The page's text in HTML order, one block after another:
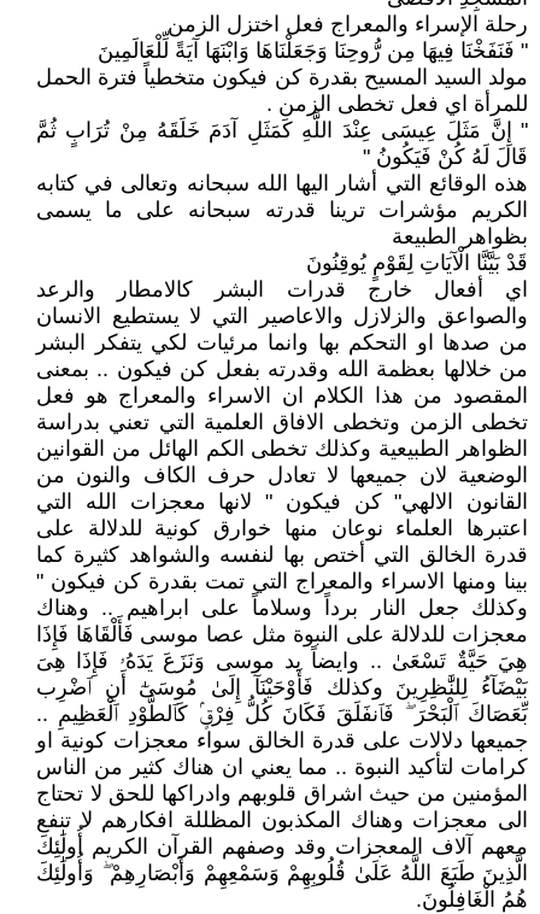
رحلة الإسراء والمعراج فعل اختزل الزمن
" فَنَفَخْنَا فِيهَا مِن رُّوحِنَا وَجَعَلْنَاهَا وَابْنَهَا آيَةً لِّلْعَالَمِينَ
مولد السيد المسيح بقدرة كن فيكون متخطياً فترة الحمل
للمرأة اي فعل تخطى الزمن .
" إِنَّ مَثَلَ عِيسَى عِنْدَ اللَّهِ كَمَثَلِ آدَمَ خَلَقَهُ مِنْ تُرَابٍ ثُمَّ
قَالَ لَهُ كُنْ فَيَكُونُ "
هذه الوقائع التي أشار اليها الله سبحانه وتعالى في كتابه
الكريم مؤشرات ترينا قدرته سبحانه على ما يسمى
بظواهر الطبيعة
قَدْ بَيَّنَّا الْآيَاتِ لِقَوْمٍ يُوقِنُونَ
اي أفعال خارج قدرات البشر كالامطار والرعد
والصواعق والزلازل والاعاصير التي لا يستطيع الانسان
من صدها او التحكم بها وانما مرئيات لكي يتفكر البشر
من خلالها بعظمة الله وقدرته بفعل كن فيكون .. بمعنى
المقصود من هذا الكلام ان الاسراء والمعراج هو فعل
تخطى الزمن وتخطى الافاق العلمية التي تعني بدراسة
الظواهر الطبيعية وكذلك تخطى الكم الهائل من القوانين
الوضعية لان جميعها لا تعادل حرف الكاف والنون من
القانون الالهي" كن فيكون " لانها معجزات الله التي
اعتبرها العلماء نوعان منها خوارق كونية للدلالة على
قدرة الخالق التي أختص بها لنفسه والشواهد كثيرة كما
بينا ومنها الاسراء والمعراج التي تمت بقدرة كن فيكون "
وكذلك جعل النار برداً وسلاماً على ابراهيم .. وهناك
معجزات للدلالة على النبوة مثل عصا موسى فَأَلْقَاهَا فَإِذَا
هِيَ حَيَّةٌ تَسْعَىٰ .. وايضاً يد موسى وَنَزَعَ يَدَهُۥ فَإِذَا هِىَ
بَيْضَآءُ لِلنَّٰظِرِينَ وكذلك فَأَوْحَيْنَآ إِلَىٰ مُوسَىٰٓ أَنِ ٱضْرِب
بِّعَصَاكَ ٱلْبَحْرَ ۖ فَٱنفَلَقَ فَكَانَ كُلُّ فِرْقٍۢ كَٱلطَّوْدِ ٱلْعَظِيمِ ..
جميعها دلالات على قدرة الخالق سواء معجزات كونية او
كرامات لتأكيد النبوة .. مما يعني ان هناك كثير من الناس
المؤمنين من حيث اشراق قلوبهم وادراكها للحق لا تحتاج
الى معجزات وهناك المكذبون المظللة افكارهم لا تنفع
معهم آلاف المعجزات وقد وصفهم القرآن الكريم أُولَٰئِكَ
الَّذِينَ طَبَعَ اللَّهُ عَلَىٰ قُلُوبِهِمْ وَسَمْعِهِمْ وَأَبْصَارِهِمْ ۖ وَأُولَٰئِكَ
هُمُ الْغَافِلُونَ.